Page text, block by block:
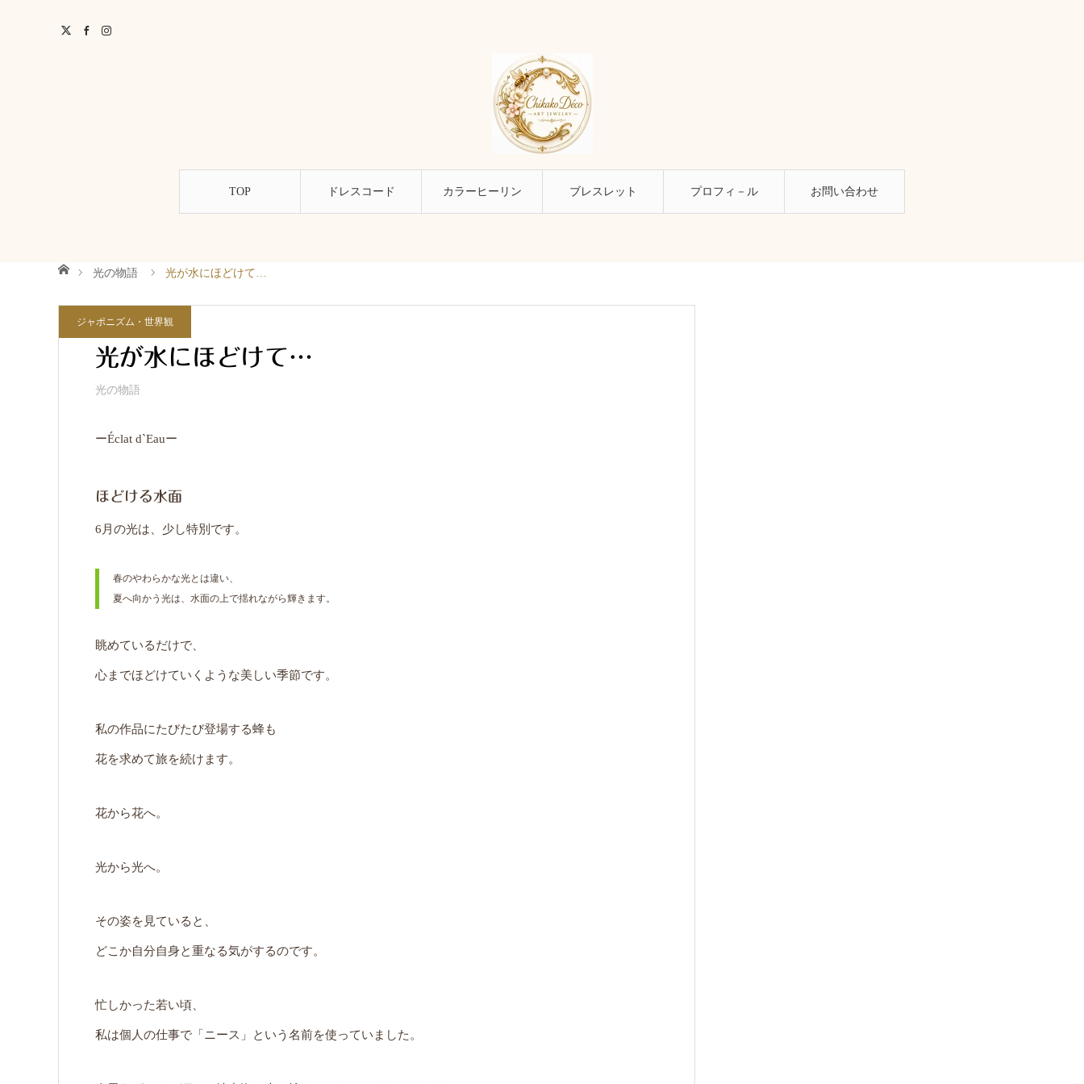
TOP ドレスコード カラーヒーリン ブレスレット プロフィ－ル お問い合わせ
ホーム光の物語 光が水にほどけて…
ジャポニズム・世界観
光が水にほどけて…
光の物語
ーÉclat d`Eauー
ほどける水面
6月の光は、少し特別です。
春のやわらかな光とは違い、
夏へ向かう光は、水面の上で揺れながら輝きます。
眺めているだけで、
心までほどけていくような美しい季節です。
私の作品にたびたび登場する蜂も
花を求めて旅を続けます。
花から花へ。
光から光へ。
その姿を見ていると、
どこか自分自身と重なる気がするのです。
忙しかった若い頃、
私は個人の仕事で「ニース」という名前を使っていました。